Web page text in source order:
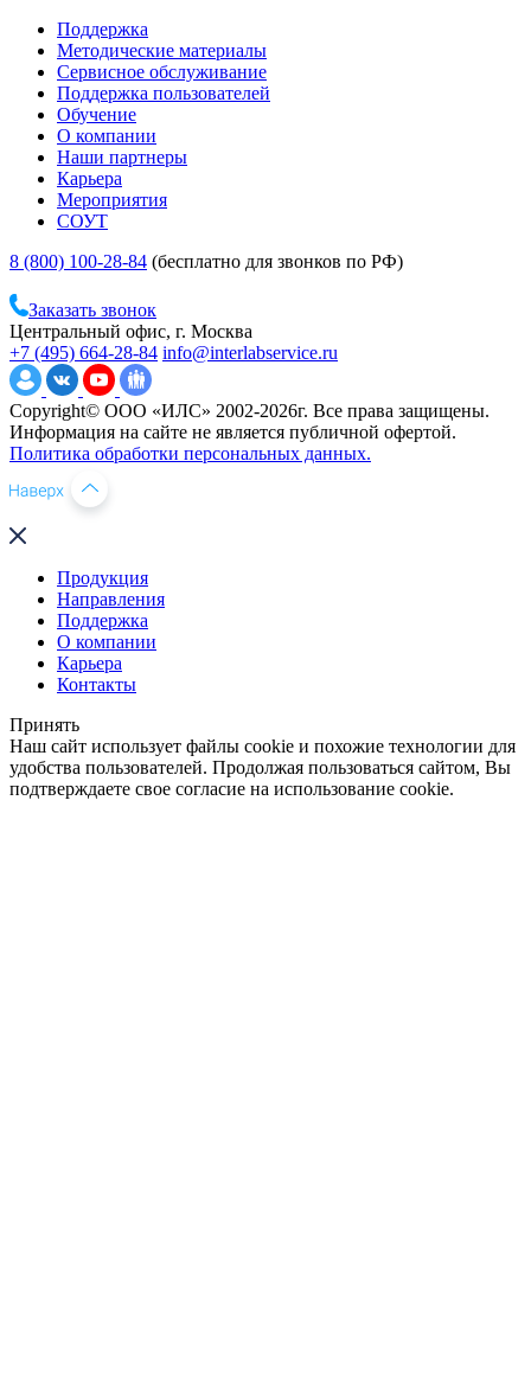
Поддержка
Методические материалы
Сервисное обслуживание
Поддержка пользователей
Обучение
О компании
Наши партнеры
Карьера
Мероприятия
СОУТ
8 (800) 100-28-84 (бесплатно для звонков по РФ)
Заказать звонок
Центральный офис, г. Москва
+7 (495) 664-28-84 info@interlabservice.ru
Copyright© ООО «ИЛС» 2002-2026г. Все права защищены.
Информация на сайте не является публичной офертой.
Политика обработки персональных данных.
Продукция
Направления
Поддержка
О компании
Карьера
Контакты
Принять
Наш сайт использует файлы cookie и похожие технологии для
удобства пользователей. Продолжая пользоваться сайтом, Вы
подтверждаете свое согласие на использование cookie.